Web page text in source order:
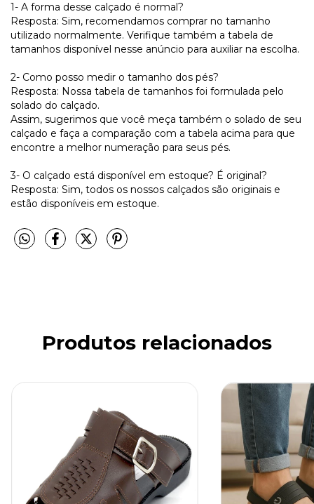
1- A forma desse calçado é normal?
Resposta: Sim, recomendamos comprar no tamanho
utilizado normalmente. Verifique também a tabela de
tamanhos disponível nesse anúncio para auxiliar na escolha.
2- Como posso medir o tamanho dos pés?
Resposta: Nossa tabela de tamanhos foi formulada pelo
solado do calçado.
Assim, sugerimos que você meça também o solado de seu
calçado e faça a comparação com a tabela acima para que
encontre a melhor numeração para seus pés.
3- O calçado está disponível em estoque? É original?
Resposta: Sim, todos os nossos calçados são originais e
estão disponíveis em estoque.
Produtos relacionados